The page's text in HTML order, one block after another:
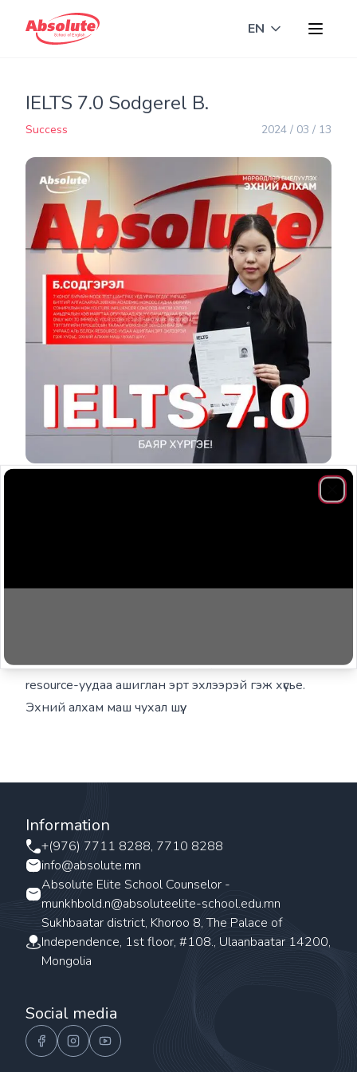
EN Toggle
IELTS 7.0 Sodgerel B.
Success 2024 / 03 / 13
7 хоног бүрийн MOCK TEST шантрах үед урам өгдөг
WORKSHOP зөндөө байдаг учраас аль болох
resource-уудаа ашиглан эрт эхлээрэй гэж хүсье.
Эхний алхам маш чухал шүү.
Information
+(976) 7711 8288, 7710 8288
info@absolute.mn
Absolute Elite School Counselor -
munkhbold.n@absoluteelite-school.edu.mn
Sukhbaatar district, Khoroo 8, The Palace of
Independence, 1st floor, #108., Ulaanbaatar 14200,
Mongolia
Social media